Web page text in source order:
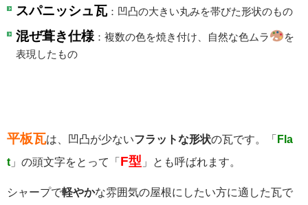
スパニッシュ瓦：凹凸の大きい丸みを帯びた形状のもの
混ぜ葺き仕様 ：複数の色を焼き付け、自然な色ムラ
を
表現したもの
平板瓦は、凹凸が少ないフラットな形状の瓦です。「 Fla
t 」の頭文字をとって「 F型 」とも呼ばれます。
シャープで軽やかな雰囲気の屋根にしたい方に適した瓦で